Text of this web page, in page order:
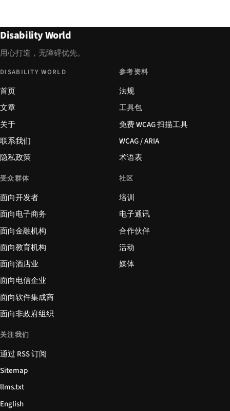
Disability World
用心打造，无障碍优先。
DISABILITY WORLD
首页
文章
关于
联系我们
隐私政策
参考资料
法规
工具包
免费 WCAG 扫描工具
WCAG / ARIA
术语表
受众群体
面向开发者
面向电子商务
面向金融机构
面向教育机构
面向酒店业
面向电信企业
面向软件集成商
面向非政府组织
社区
培训
电子通讯
合作伙伴
活动
媒体
关注我们
通过 RSS 订阅
Sitemap
llms.txt
English